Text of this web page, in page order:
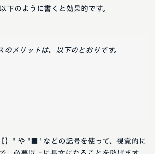
下のように書くと効果的です。
のメリットは、以下のとおりです。
】" や "■" などの記号を使って、視覚的に